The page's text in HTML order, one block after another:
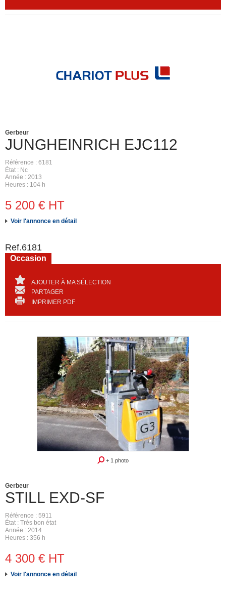
JUNGHEINRICH EJC112
Gerbeur
Référence
6181
État
Nc
Année
2013
Heures
104 h
5 200 € HT
Voir l'annonce en détail
Ref.6181
Occasion
AJOUTER À MA SÉLECTION
PARTAGER
IMPRIMER PDF
+ 1 photo
STILL EXD-SF
Gerbeur
Référence
5911
État
Très bon état
Année
2014
Heures
356 h
4 300 € HT
Voir l'annonce en détail